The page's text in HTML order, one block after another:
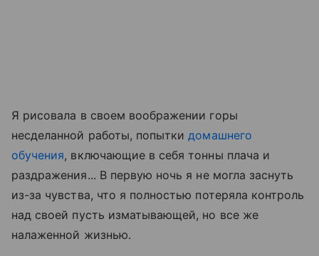
Я рисовала в своем воображении горы
несделанной работы, попыткидомашнего
обучения, включающие в себя тонны плача и
раздражения... В первую ночь я не могла заснуть
из-за чувства, что я полностью потеряла контроль
над своей пусть изматывающей, но все же
налаженной жизнью.